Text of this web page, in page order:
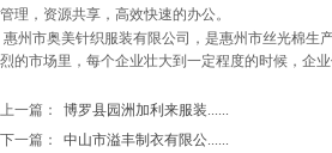
管理，资源共享，高效快速的办公。
惠州市奥美针织服装有限公司，是惠州市丝光棉生
烈的市场里，每个企业壮大到一定程度的时候，企
上一篇：
博罗县园洲加利来服装......
下一篇：
中山市溢丰制衣有限公......